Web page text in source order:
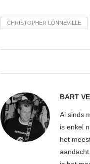
CHRISTOPHER LONNEVILLE
BART
Al sinds
is enkel
het